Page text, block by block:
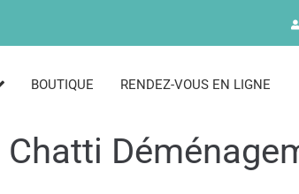
BOUTIQUE RENDEZ-VOUS EN LIGNE